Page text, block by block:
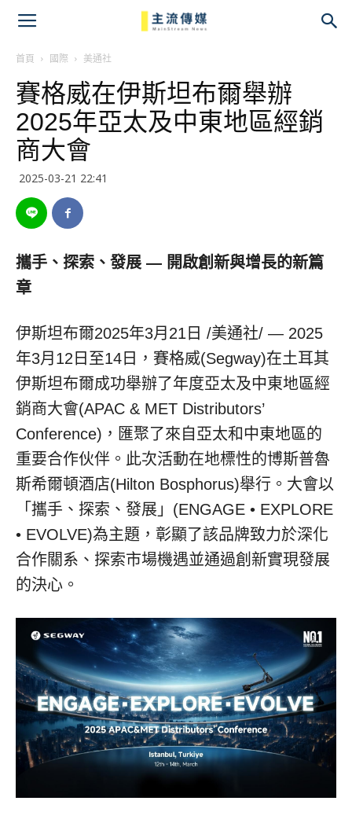
首頁 國際 美通社
賽格威在伊斯坦布爾舉辦
2025年亞太及中東地區經銷
商大會
2025-03-21 22:41
攜手、探索、發展 — 開啟創新與增長的新篇
章
伊斯坦布爾2025年3月21日 /美通社/ — 2025
年3月12日至14日，賽格威(Segway)在土耳其
伊斯坦布爾成功舉辦了年度亞太及中東地區經
銷商大會(APAC & MET Distributors’
Conference)，匯聚了來自亞太和中東地區的
重要合作伙伴。此次活動在地標性的博斯普魯
斯希爾頓酒店(Hilton Bosphorus)舉行。大會以
「攜手、探索、發展」(ENGAGE • EXPLORE
• EVOLVE)為主題，彰顯了該品牌致力於深化
合作關系、探索市場機遇並通過創新實現發展
的決心。